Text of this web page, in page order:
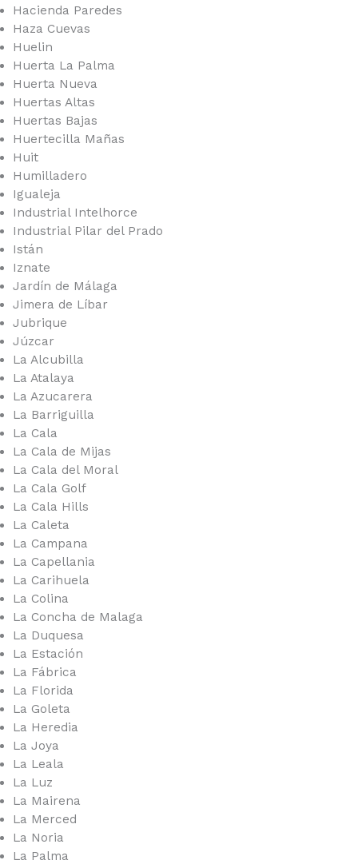
Hacienda Paredes
Haza Cuevas
Huelin
Huerta La Palma
Huerta Nueva
Huertas Altas
Huertas Bajas
Huertecilla Mañas
Huit
Humilladero
Igualeja
Industrial Intelhorce
Industrial Pilar del Prado
Istán
Iznate
Jardín de Málaga
Jimera de Líbar
Jubrique
Júzcar
La Alcubilla
La Atalaya
La Azucarera
La Barriguilla
La Cala
La Cala de Mijas
La Cala del Moral
La Cala Golf
La Cala Hills
La Caleta
La Campana
La Capellania
La Carihuela
La Colina
La Concha de Malaga
La Duquesa
La Estación
La Fábrica
La Florida
La Goleta
La Heredia
La Joya
La Leala
La Luz
La Mairena
La Merced
La Noria
La Palma